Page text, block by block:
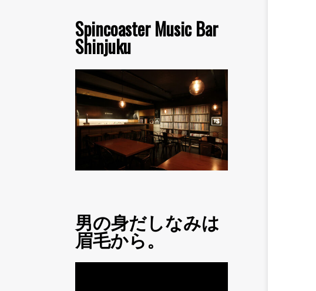
Spincoaster Music Bar
Shinjuku
男の身だしなみは
眉毛から。